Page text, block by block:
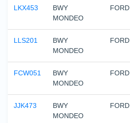
LKX453
BWY
MONDEO
FORD
LLS201
BWY
MONDEO
FORD
FCW051
BWY
MONDEO
FORD
JJK473
BWY
MONDEO
FORD